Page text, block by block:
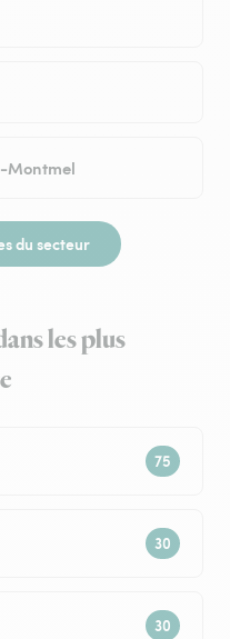
Montmel
du secteur
les plus